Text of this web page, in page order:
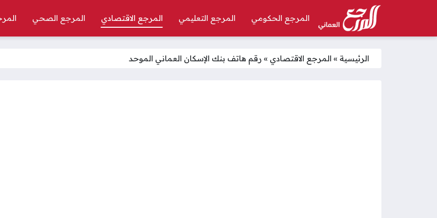
المرجع الحكومي المرجع التعليمي المرجع الاقتصادي المرجع الصحي
الرئيسية » المرجع الاقتصادي » رقم هاتف بنك الإسكان العماني الموحد